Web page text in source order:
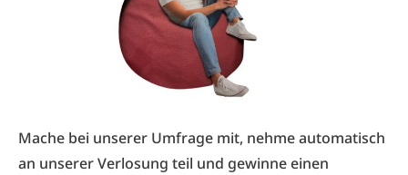
Mache bei unserer Umfrage mit, nehme automatisch
an unserer Verlosung teil und gewinne einen